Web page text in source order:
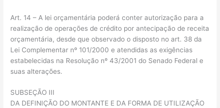
Art. 14 – A lei orçamentária poderá conter autorização para a
realização de operações de crédito por antecipação de receita
orçamentária, desde que observado o disposto no art. 38 da
Lei Complementar nº 101/2000 e atendidas as exigências
estabelecidas na Resolução nº 43/2001 do Senado Federal e
suas alterações.
SUBSEÇÃO III
DA DEFINIÇÃO DO MONTANTE E DA FORMA DE UTILIZAÇÃO